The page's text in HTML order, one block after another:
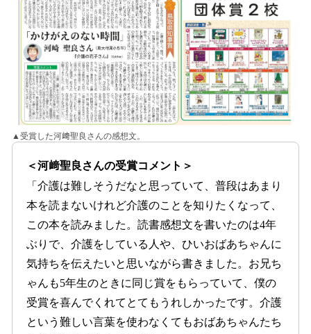
▲受賞した河﨑聖良さんの感想文。
＜河﨑聖良さんの受賞コメント＞
「介護は難しそうだなと思っていて、普段はあまり
本を読まないけれど介護のことを知りたくなって、
この本を読みました。読書感想文を書いたのは4年
ぶりで、介護をしている人や、ひいおばあちゃんに
気持ちを伝えたいと思いながら書きました。お兄ち
ゃんも5年生のときに同じ賞をもらっていて、僕の
受賞を喜んでくれてとてもうれしかったです。介護
という難しい言葉を使わなくてもおばあちゃんたち